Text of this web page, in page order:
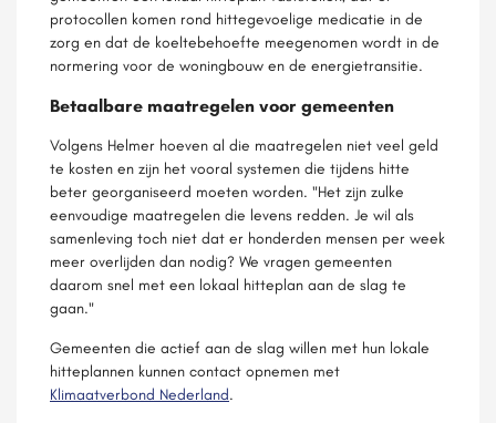
protocollen komen rond hittegevoelige medicatie in de
zorg en dat de koeltebehoefte meegenomen wordt in de
normering voor de woningbouw en de energietransitie.
Betaalbare maatregelen voor gemeenten
Volgens Helmer hoeven al die maatregelen niet veel geld
te kosten en zijn het vooral systemen die tijdens hitte
beter georganiseerd moeten worden. "Het zijn zulke
eenvoudige maatregelen die levens redden. Je wil als
samenleving toch niet dat er honderden mensen per week
meer overlijden dan nodig? We vragen gemeenten
daarom snel met een lokaal hitteplan aan de slag te
gaan."
Gemeenten die actief aan de slag willen met hun lokale
hitteplannen kunnen contact opnemen met
Klimaatverbond Nederland.